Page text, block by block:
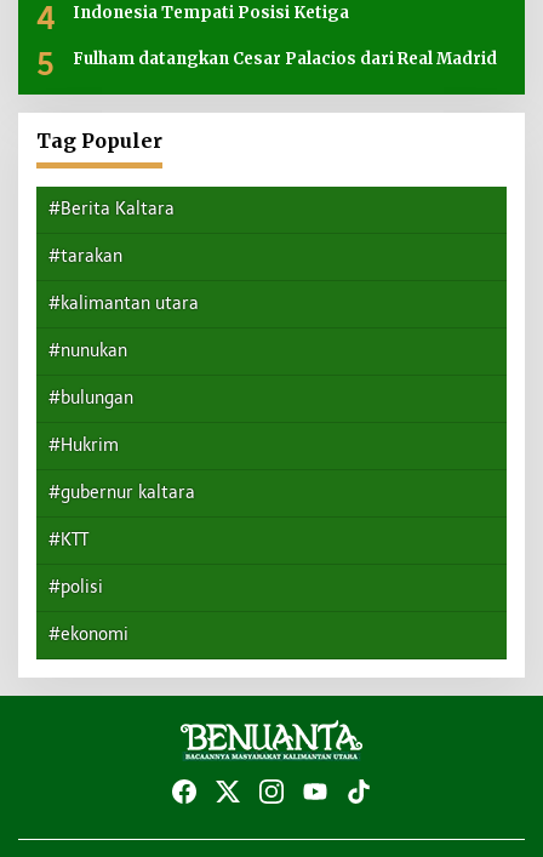
4 Indonesia Tempati Posisi Ketiga
5 Fulham datangkan Cesar Palacios dari Real Madrid
Tag Populer
#Berita Kaltara
#tarakan
#kalimantan utara
#nunukan
#bulungan
#Hukrim
#gubernur kaltara
#KTT
#polisi
#ekonomi